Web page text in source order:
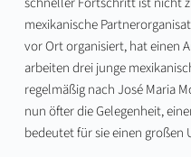
mexikanische
vor Ort organisiert, hat einen
arbeiten drei junge
regelmäßig nach José Maria
nun öfter die Gelegenheit,
bedeutet für sie einen großen